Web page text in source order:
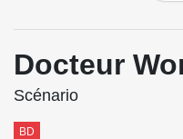
Docteur
Scénario
BD